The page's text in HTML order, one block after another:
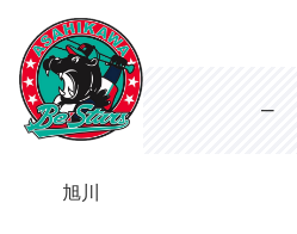
旭川
–